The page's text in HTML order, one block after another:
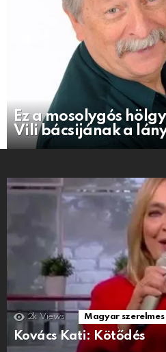
Ez a mosolygós
Vili bácsijának a
2k Views Magyar
Kovács Kati: Kötődés